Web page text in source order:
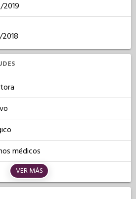
2019
2018
médicos
VER MÁS